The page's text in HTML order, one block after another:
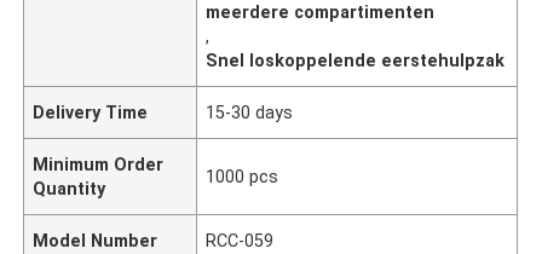
meerdere compartimenten
,
Snel loskoppelende eerstehulpzak
Delivery Time 15-30 days
Minimum Order
Quantity
1000 pcs
Model Number RCC-059